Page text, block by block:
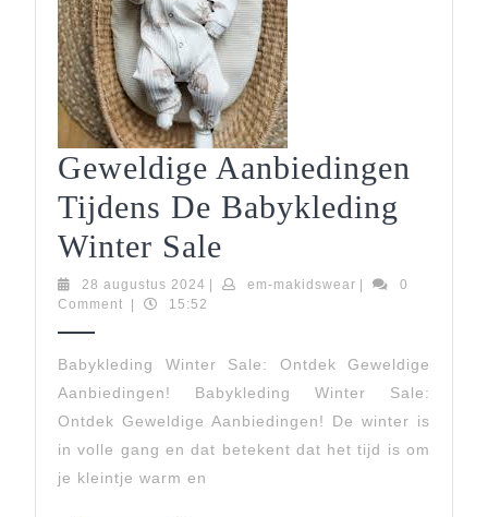
Geweldige Aanbiedingen
Tijdens De Babykleding
Winter Sale
Aanbiedingen
De
Babykleding
Winter
28 augustus 2024 28
augustus
em-makidswearem-
0
Comment
15:52
Babykleding Winter Sale: Ontdek Geweldige
Aanbiedingen! Babykleding Winter Sale:
Ontdek Geweldige Aanbiedingen! De winter is
in volle gang en dat betekent dat het tijd is om
je kleintje warm en